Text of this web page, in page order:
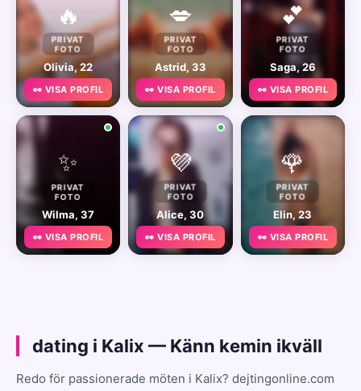
🔥
PRIVAT
FOTO
Olivia, 22
👀 VISA PROFIL
💋
PRIVAT
FOTO
Astrid, 33
👀 VISA PROFIL
💕
PRIVAT
FOTO
Saga, 26
👀 VISA PROFIL
✨
PRIVAT
FOTO
Wilma, 37
👀 VISA PROFIL
💜
PRIVAT
FOTO
Alice, 30
👀 VISA PROFIL
🌹
PRIVAT
FOTO
Elin, 23
👀 VISA PROFIL
dating i Kalix — Känn kemin ikväll
Redo för passionerade möten i Kalix? dejtingonline.com